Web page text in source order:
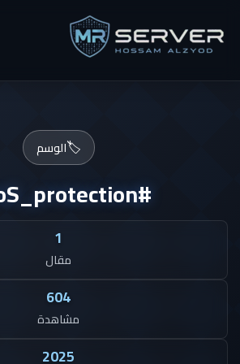
🏷️الوسم
#DDoS_protection
1
مقال
604
مشاهدة
2025